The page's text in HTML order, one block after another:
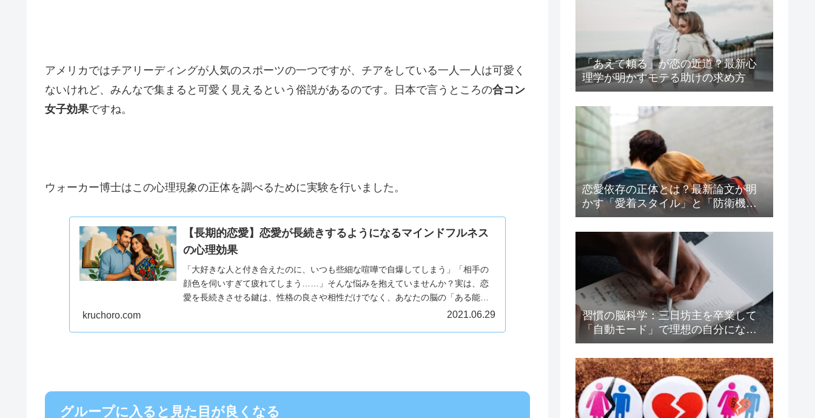
アメリカではチアリーディングが人気のスポーツの一つですが、チアをしている一人一人は可愛く
ないけれど、みんなで集まると可愛く見えるという俗説があるのです。日本で言うところの合コン
女子効果ですね。
ウォーカー博士はこの心理現象の正体を調べるために実験を行いました。
【長期的恋愛】恋愛が長続きするようになるマインドフルネス
の心理効果
「大好きな人と付き合えたのに、いつも些細な喧嘩で自爆してしまう」「相手の
顔色を伺いすぎて疲れてしまう……」そんな悩みを抱えていませんか？実は、恋
愛を長続きさせる鍵は、性格の良さや相性だけでなく、あなたの脳の「ある能
kruchoro.com 2021.06.29
グループに入ると見た目が良くなる
「あえて頼る」が恋の近道？最新心
理学が明かすモテる助けの求め方
恋愛依存の正体とは？最新論文が明
かす「愛着スタイル」と「防衛機
制」の驚くべき関係
習慣の脳科学：三日坊主を卒業して
「自動モード」で理想の自分になる
方法